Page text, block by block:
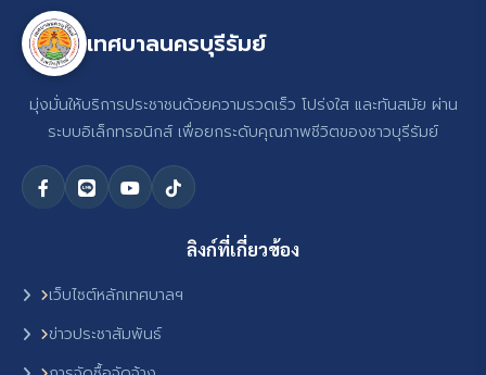
เทศบาลนครบุรีรัมย์
มุ่งมั่นให้บริการประชาชนด้วยความรวดเร็ว โปร่งใส และทันสมัย ผ่าน
ระบบอิเล็กทรอนิกส์ เพื่อยกระดับคุณภาพชีวิตของชาวบุรีรัมย์
ลิงก์ที่เกี่ยวข้อง
เว็บไซต์หลักเทศบาลฯ
ข่าวประชาสัมพันธ์